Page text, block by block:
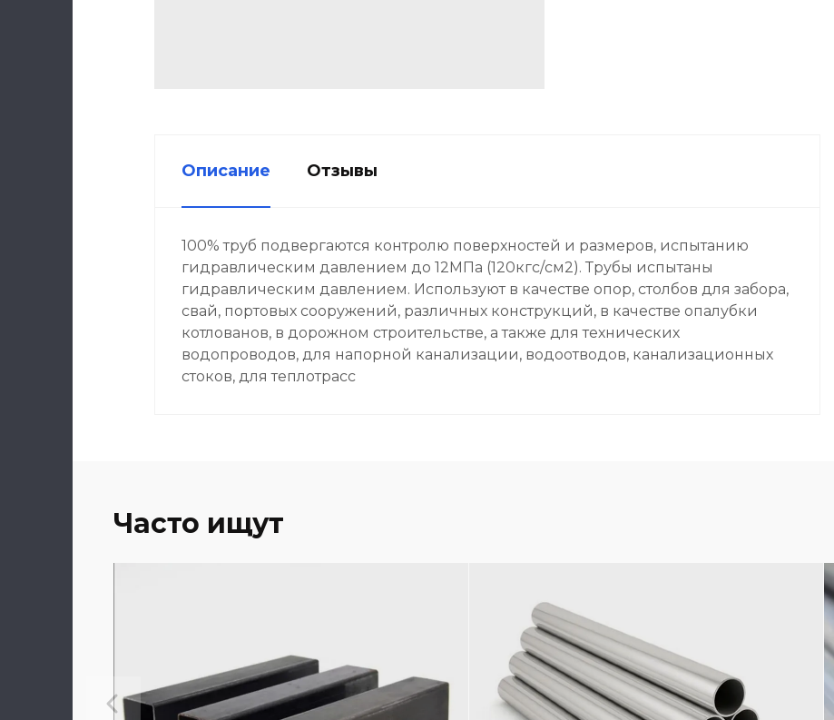
Описание Отзывы
100% труб подвергаются контролю поверхностей и размеров, испытанию
гидравлическим давлением до 12МПа (120кгс/см2). Трубы испытаны
гидравлическим давлением. Используют в качестве опор, столбов для забора,
свай, портовых сооружений, различных конструкций, в качестве опалубки
котлованов, в дорожном строительстве, а также для технических
водопроводов, для напорной канализации, водоотводов, канализационных
стоков, для теплотрасс
Часто ищут